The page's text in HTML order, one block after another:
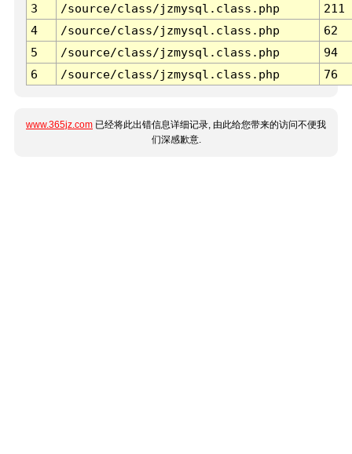
3 /source/class/jzmysql.class.php
211
4
/source/class/jzmysql.class.php
62
5
/source/class/jzmysql.class.php
94
6
/source/class/jzmysql.class.php 76
www.365jz.com 已经将此出错信息详细记录, 由此给您带来的访问不便我
们深感歉意.